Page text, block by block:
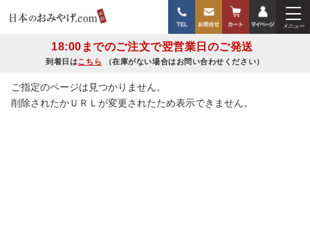
18:00までのご注文で翌営業日のご発送
到着日はこちら （在庫がない場合はお問い合わせください）
ご指定のページは見つかりません。
削除されたかＵＲＬが変更されたため表示できません。